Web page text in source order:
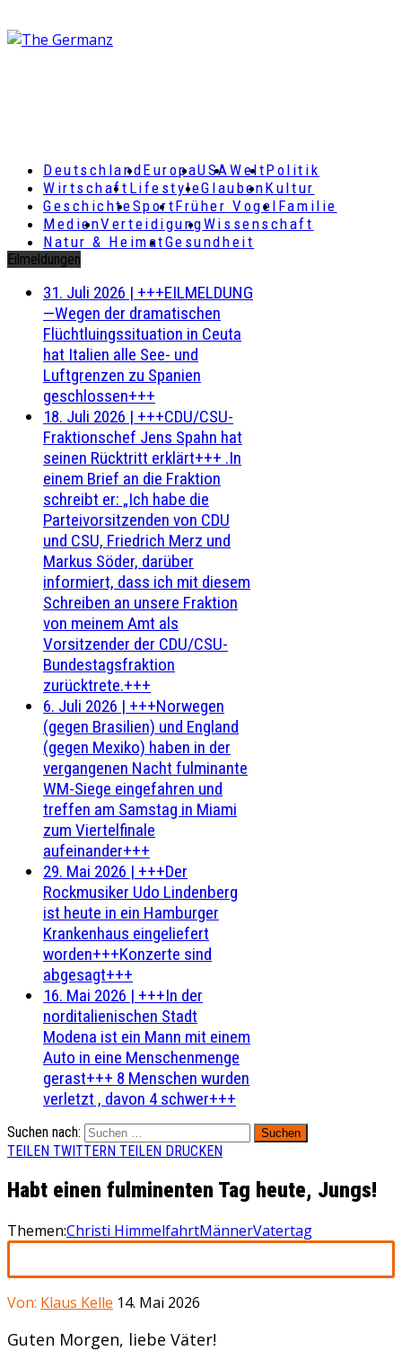
DeutschlandEuropaUSAWeltPolitik
Wirtschaft LifestyleGlaubenKultur
GeschichteSportFrüher Vogel Familie
MedienVerteidigungWissenschaft
Natur & HeimatGesundheit
Eilmeldungen
31. Juli 2026 | +++EILMELDUNG
—Wegen der dramatischen
Flüchtluingssituation in Ceuta
hat Italien alle See- und
Luftgrenzen zu Spanien
geschlossen+++
18. Juli 2026 | +++CDU/CSU-
Fraktionschef Jens Spahn hat
seinen Rücktritt erklärt+++ .In
einem Brief an die Fraktion
schreibt er: „Ich habe die
Parteivorsitzenden von CDU
und CSU, Friedrich Merz und
Markus Söder, darüber
informiert, dass ich mit diesem
Schreiben an unsere Fraktion
von meinem Amt als
Vorsitzender der CDU/CSU-
Bundestagsfraktion
zurücktrete.+++
6. Juli 2026 | +++Norwegen
(gegen Brasilien) und England
(gegen Mexiko) haben in der
vergangenen Nacht fulminante
WM-Siege eingefahren und
treffen am Samstag in Miami
zum Viertelfinale
aufeinander+++
29. Mai 2026 | +++Der
Rockmusiker Udo Lindenberg
ist heute in ein Hamburger
Krankenhaus eingeliefert
worden+++Konzerte sind
abgesagt+++
16. Mai 2026 | +++In der
norditalienischen Stadt
Modena ist ein Mann mit einem
Auto in eine Menschenmenge
gerast+++ 8 Menschen wurden
verletzt , davon 4 schwer+++
Suchen nach:
TEILEN TWITTERN TEILEN DRUCKEN
Habt einen fulminenten Tag heute, Jungs!
Themen:Christi HimmelfahrtMännerVatertag
Von: Klaus Kelle 14. Mai 2026
Guten Morgen, liebe Väter!